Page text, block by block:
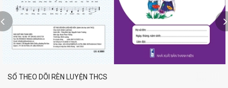
SỔ THEO DÕI RÈN LUYỆN THCS